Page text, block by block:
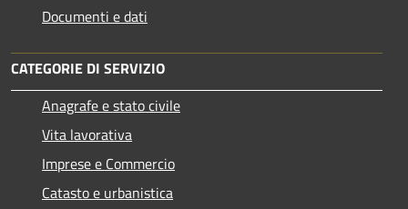
Documenti e dati
CATEGORIE DI SERVIZIO
Anagrafe e stato civile
Vita lavorativa
Imprese e Commercio
Catasto e urbanistica